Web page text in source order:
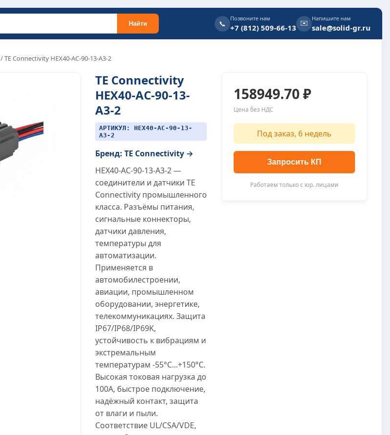
Найти 📞
Позвоните нам
+7 (812) 509-66-13
✉️ Напишите нам
sale@solid-gr.ru
/ TE Connectivity HEX40-AC-90-13-A3-2
TE Connectivity
HEX40-AC-90-13-
A3-2
АРТИКУЛ: HEX40-AC-90-13-
A3-2
Бренд: TE Connectivity →
HEX40-AC-90-13-A3-2 —
соединители и датчики TE
Connectivity промышленного
класса. Разъёмы питания,
сигнальные коннекторы,
датчики давления,
температуры для
автоматизации.
Применяется в
автомобилестроении,
авиации, промышленном
оборудовании, энергетике,
телекоммуникациях. Защита
IP67/IP68/IP69K,
устойчивость к вибрациям и
экстремальным
температурам -55°C...+150°C.
Высокая токовая нагрузка до
100A, быстрое подключение,
надёжный контакт, защита
от влаги и пыли.
Соответствие UL/CSA/VDE,
158949.70 ₽
Цена без НДС
Под заказ, 6 недель
Запросить КП
Работаем только с юр. лицами